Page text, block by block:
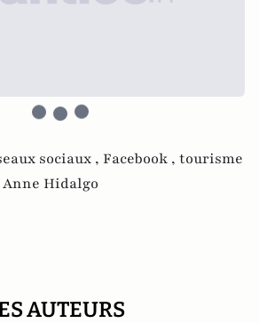
sociaux , Facebook , tourisme
Anne Hidalgo
AUTEURS